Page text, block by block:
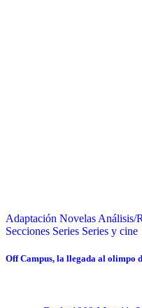
Adaptación Novelas Análisis/
Secciones Series Series y cine
Off Campus, la llegada al olimpo